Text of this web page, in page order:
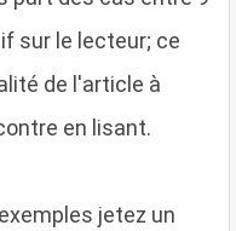
sur le lecteur; ce
de l'article à
en lisant.
jetez un